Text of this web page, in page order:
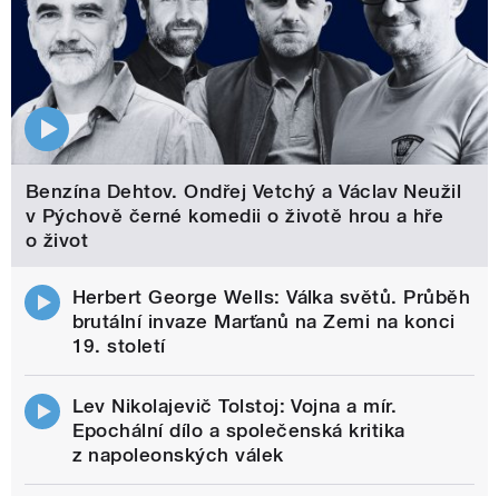
Benzína Dehtov. Ondřej Vetchý a Václav Neužil
v Pýchově černé komedii o životě hrou a hře
o život
Herbert George Wells: Válka světů. Průběh
brutální invaze Marťanů na Zemi na konci
19. století
Lev Nikolajevič Tolstoj: Vojna a mír.
Epochální dílo a společenská kritika
z napoleonských válek